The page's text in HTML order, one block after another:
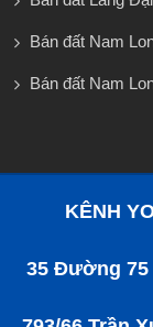
Bán đất Nam
Bán đất Nam
KÊNH
35 Đường 75